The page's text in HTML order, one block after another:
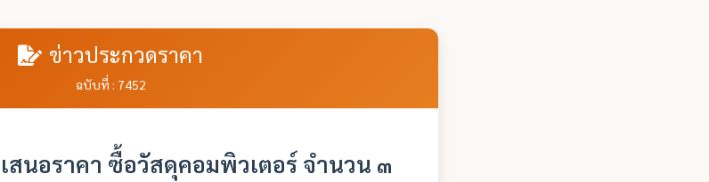
ข่าวประกวดราคา
ฉบับที่ : 7452
สนอราคา ซื้อวัสดุคอมพิวเตอร์ จำนวน ๓